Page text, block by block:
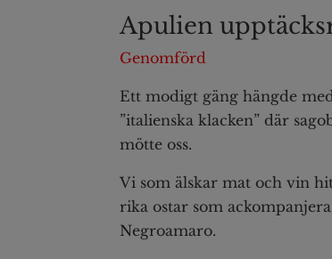
Apulien
Genomförd
Ett modigt gäng hängde
”italienska klacken” där
mötte oss.
Vi som älskar mat och vin
rika ostar som
Negroamaro.